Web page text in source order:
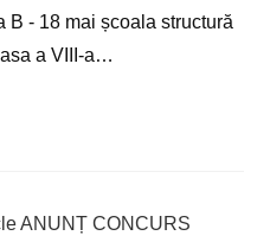
B - 18 mai școala structură
a VIII-a…